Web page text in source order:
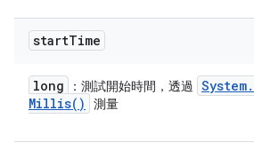
startTime
long ：測試開始時間，透過 System.
Millis( ) 測量